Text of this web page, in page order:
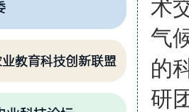
术
气
的
研